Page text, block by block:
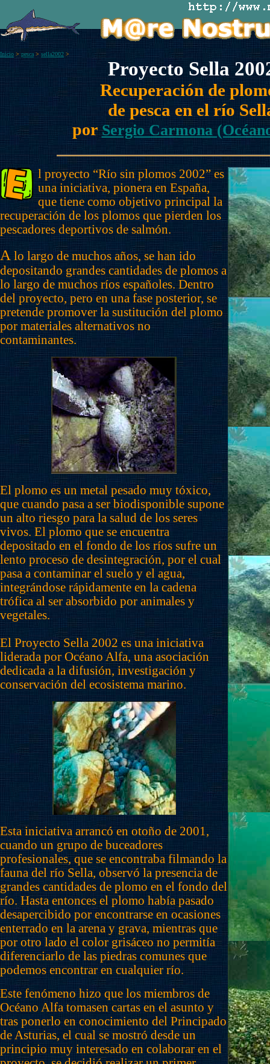
Inicio >pesca>sella2002 >
Proyecto Sella
Recuperación de
de pesca en el río
por Sergio Carmona
l proyecto “Río sin plomos 2002” es
una iniciativa, pionera en España,
que tiene como objetivo principal la
recuperación de los plomos que pierden los
pescadores deportivos de salmón.
A lo largo de muchos años, se han ido
depositando grandes cantidades de plomos a
lo largo de muchos ríos españoles. Dentro
del proyecto, pero en una fase posterior, se
pretende promover la sustitución del plomo
por materiales alternativos no
contaminantes.
El plomo es un metal pesado muy tóxico,
que cuando pasa a ser biodisponible supone
un alto riesgo para la salud de los seres
vivos. El plomo que se encuentra
depositado en el fondo de los ríos sufre un
lento proceso de desintegración, por el cual
pasa a contaminar el suelo y el agua,
integrándose rápidamente en la cadena
trófica al ser absorbido por animales y
vegetales.
El Proyecto Sella 2002 es una iniciativa
liderada por Océano Alfa, una asociación
dedicada a la difusión, investigación y
conservación del ecosistema marino.
Esta iniciativa arrancó en otoño de 2001,
cuando un grupo de buceadores
profesionales, que se encontraba filmando la
fauna del río Sella, observó la presencia de
grandes cantidades de plomo en el fondo del
río. Hasta entonces el plomo había pasado
desapercibido por encontrarse en ocasiones
enterrado en la arena y grava, mientras que
por otro lado el color grisáceo no permitía
diferenciarlo de las piedras comunes que
podemos encontrar en cualquier río.
Este fenómeno hizo que los miembros de
Océano Alfa tomasen cartas en el asunto y
tras ponerlo en conocimiento del Principado
de Asturias, el cual se mostró desde un
principio muy interesado en colaborar en el